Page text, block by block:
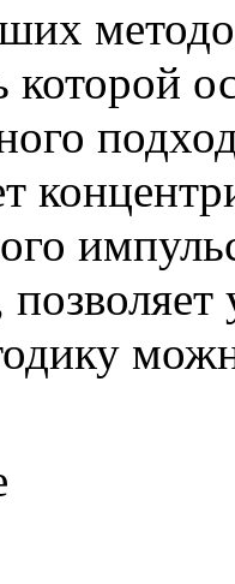
которой